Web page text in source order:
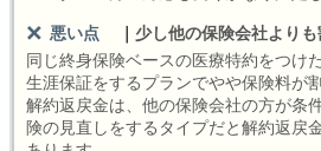
悪い点
少し他の保険会社より
同じ終身保険ベースの医療特約をつけ
生涯保証をするプランでやや保険料が
解約返戻金は、他の保険会社の方が条
険の見直しをするタイプだと解約返戻